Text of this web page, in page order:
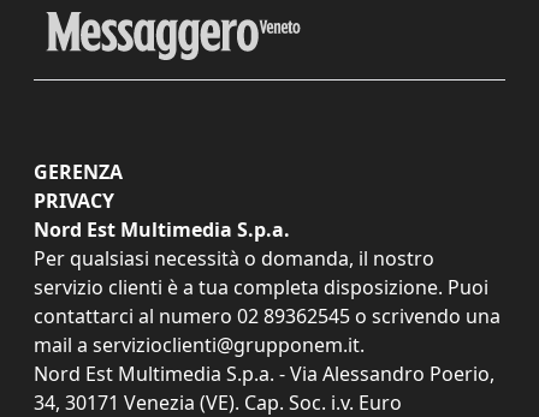
GERENZA
PRIVACY
Nord Est Multimedia S.p.a.
Per qualsiasi necessità o domanda, il nostro
servizio clienti è a tua completa disposizione. Puoi
contattarci al numero 02 89362545 o scrivendo una
mail a servizioclienti@grupponem.it.
Nord Est Multimedia S.p.a. - Via Alessandro Poerio,
34, 30171 Venezia (VE). Cap. Soc. i.v. Euro